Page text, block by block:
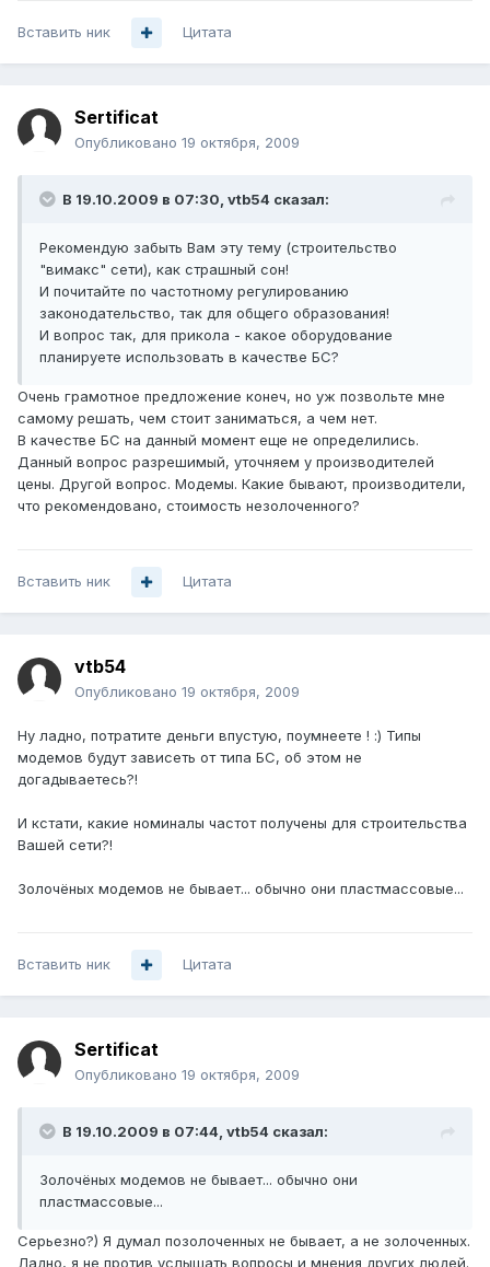
Вставить ник Цитата
Sertificat
Опубликовано 19 октября, 2009
В 19.10.2009 в 07:30, vtb54 сказал:
Рекомендую забыть Вам эту тему (строительство
"вимакс" сети), как страшный сон!
И почитайте по частотному регулированию
законодательство, так для общего образования!
И вопрос так, для прикола - какое оборудование
планируете использовать в качестве БС?
Очень грамотное предложение конеч, но уж позвольте мне
самому решать, чем стоит заниматься, а чем нет.
В качестве БС на данный момент еще не определились.
Данный вопрос разрешимый, уточняем у производителей
цены. Другой вопрос. Модемы. Какие бывают, производители,
что рекомендовано, стоимость незолоченного?
Вставить ник Цитата
vtb54
Опубликовано 19 октября, 2009
Ну ладно, потратите деньги впустую, поумнеете ! :) Типы
модемов будут зависеть от типа БС, об этом не
догадываетесь?!
И кстати, какие номиналы частот получены для строительства
Вашей сети?!
Золочёных модемов не бывает... обычно они пластмассовые...
Вставить ник Цитата
Sertificat
Опубликовано 19 октября, 2009
В 19.10.2009 в 07:44, vtb54 сказал:
Золочёных модемов не бывает... обычно они
пластмассовые...
Серьезно?) Я думал позолоченных не бывает, а не золоченных.
Ладно, я не против услышать вопросы и мнения других людей.